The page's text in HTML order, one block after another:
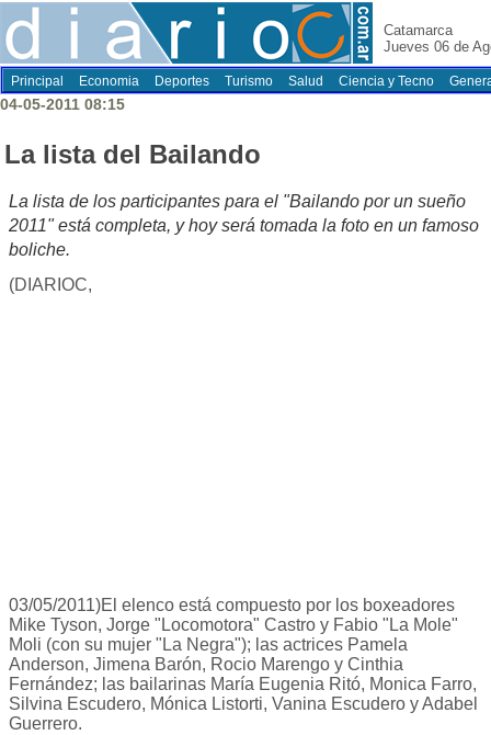
Catamarca
Jueves 06 de
Principal Economia Deportes Turismo Salud Ciencia y Tecno
04-05-2011 08:15
La lista del Bailando
La lista de los participantes para el "Bailando por un sueño
2011" está completa, y hoy será tomada la foto en un famoso
boliche.
(DIARIOC,
03/05/2011)El elenco está compuesto por los boxeadores
Mike Tyson, Jorge "Locomotora" Castro y Fabio "La Mole"
Moli (con su mujer "La Negra"); las actrices Pamela
Anderson, Jimena Barón, Rocio Marengo y Cinthia
Fernández; las bailarinas María Eugenia Ritó, Monica Farro,
Silvina Escudero, Mónica Listorti, Vanina Escudero y Adabel
Guerrero.